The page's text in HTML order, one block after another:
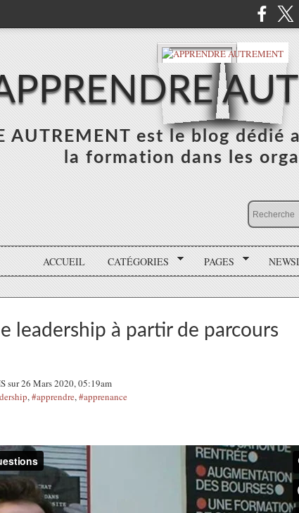
AUTREMENT est le blog
la formation dans les
ACCUEIL CATÉGORIES PAGES
leadership à partir de parcours
sur 26 Mars 2020, 05:19am
,#apprendre,#apprenance